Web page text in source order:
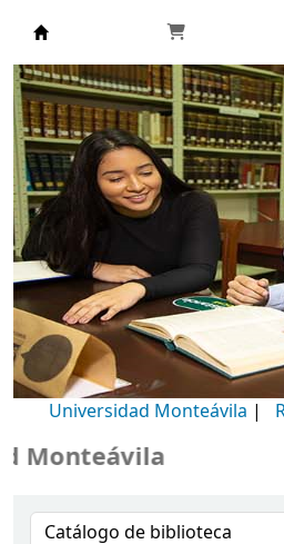
Biblioteca Universidad
Universidad Monteávila |